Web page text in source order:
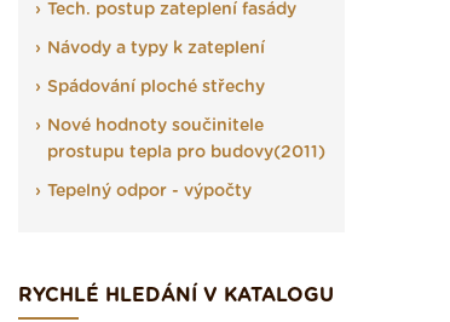
Tech. postup zateplení fasády
Návody a typy k zateplení
Spádování ploché střechy
Nové hodnoty součinitele
prostupu tepla pro budovy(2011)
Tepelný odpor - výpočty
RYCHLÉ HLEDÁNÍ V KATALOGU